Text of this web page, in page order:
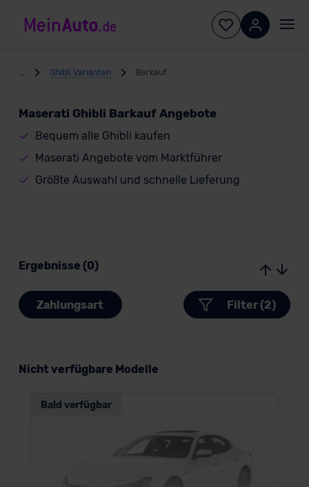
Ghibli Varianten Barkauf
Maserati Ghibli Barkauf Angebote
Bequem alle Ghibli kaufen
Maserati Angebote vom Marktführer
Größte Auswahl und schnelle Lieferung
Ergebnisse (0)
Zahlungsart Filter (2)
Nicht verfügbare Modelle
Bald verfügbar